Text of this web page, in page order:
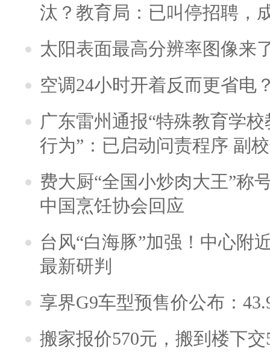
汰？教育局：已叫停招聘，
太阳表面最高分辨率图像来
空调24小时开着反而更省电
广东雷州通报“特殊教育学
行为”：已启动问责程序 副
费大厨“全国小炒肉大王”称
中国烹饪协会回应
台风“白海豚”加强！中心附
最新研判
享界G9车型预售价公布：
搬家报价570元，搬到楼下